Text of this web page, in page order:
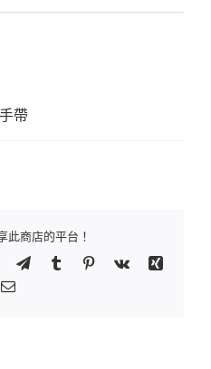
帶
此商店的平台！
WhatsApp
TelegramTumblr Pinterest
Vk
Xing
Email: